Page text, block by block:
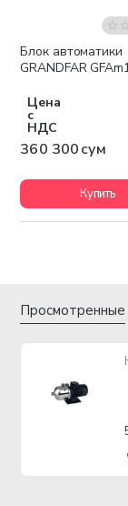
Блок автоматики
GRANDFAR
Цена
с
НДС
360 300 сум
Купить
Просмотренные